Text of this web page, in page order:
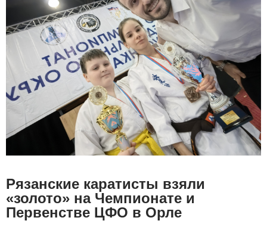
Рязанские каратисты взяли
«золото» на Чемпионате и
Первенстве ЦФО в Орле